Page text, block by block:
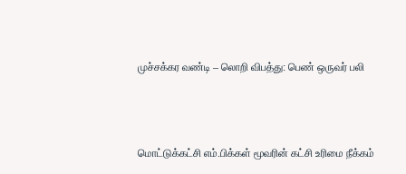
முச்சக்கர வண்டி – லொறி விபத்து: பெண் ஒருவர் பலி
மொட்டுக்கட்சி எம்.பிக்கள் மூவரின் கட்சி உரிமை நீக்கம்